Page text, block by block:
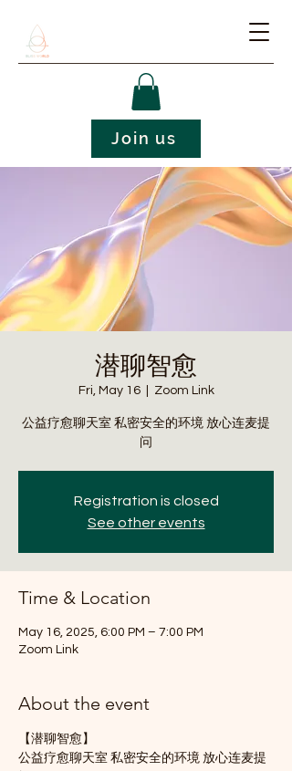
Join us
潜聊智愈
Fri, May 16
  |
Zoom Link
公益疗愈聊天室 私密安全的环境 放心连麦提
问
Registration is closed
See other events
Time & Location
May 16, 2025, 6:00 PM – 7:00 PM
Zoom Link
About the event
【潜聊智愈】
公益疗愈聊天室 私密安全的环境 放心连麦提